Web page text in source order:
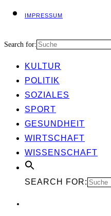
IMPRES­SUM
Search for:
KUL­TUR
POLI­TIK
SOZIA­LES
SPORT
GESUND­HEIT
WIRT­SCHAFT
WIS­SEN­SCHAFT
SEARCH FOR: